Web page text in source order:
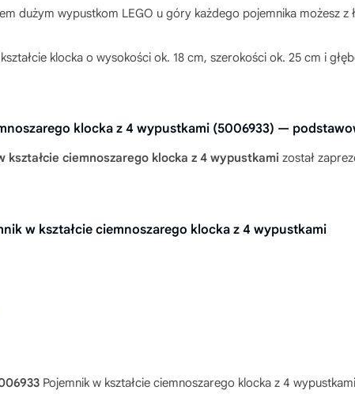
dużym wypustkom LEGO u góry każdego pojemnika możesz z
klocka o wysokości ok. 18 cm, szerokości ok. 25 cm i
klocka z 4 wypustkami (5006933) —
kształcie ciemnoszarego klocka z 4 wypustkami został
w kształcie ciemnoszarego klocka z 4 wypustkami
Pojemnik w kształcie ciemnoszarego klocka z 4 wypustkami